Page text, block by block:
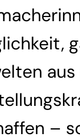
–